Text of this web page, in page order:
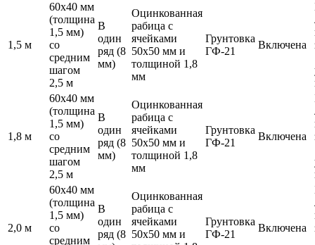
1,5 м
60х40 мм
(толщина
1,5 мм)
со
средним
шагом
2,5 м
В
один
ряд (8
мм)
Оцинкованная
рабица с
ячейками
50х50 мм и
толщиной 1,8
мм
Грунтовка
ГФ-21
Включена
1,8 м
60х40 мм
(толщина
1,5 мм)
со
средним
шагом
2,5 м
В
один
ряд (8
мм)
Оцинкованная
рабица с
ячейками
50х50 мм и
толщиной 1,8
мм
Грунтовка
ГФ-21
Включена
2,0 м
60х40 мм
(толщина
1,5 мм)
со
средним
В
один
ряд (8
Оцинкованная
рабица с
ячейками
50х50 мм и
Грунтовка
ГФ-21
Включена